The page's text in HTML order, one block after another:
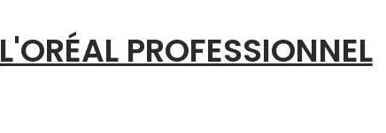
L'ORÉAL PROFESSIONNEL